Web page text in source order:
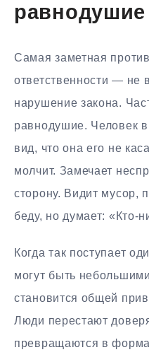
равнодушие
Самая заметная
ответственности — не
нарушение закона.
равнодушие. Человек
вид, что она его не
молчит. Замечает
сторону. Видит мусор,
беду, но думает: «Кто-
Когда так поступает
могут быть
становится общей
Люди перестают
превращаются в